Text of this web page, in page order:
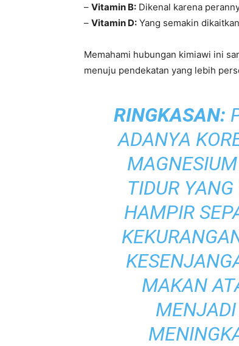
– Vitamin B: Dikenal karena
– Vitamin D: Yang semakin
Memahami hubungan kimiawi ini
menuju pendekatan yang lebih
RINGKASAN:
ADANYA
TIDUR
HAMPIR
MAKAN